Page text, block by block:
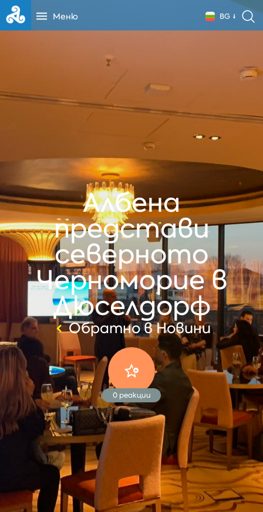
Меню BG
Албена
представи
северното
Черноморие в
Дюселдорф
Обратно в Новини
0реакции